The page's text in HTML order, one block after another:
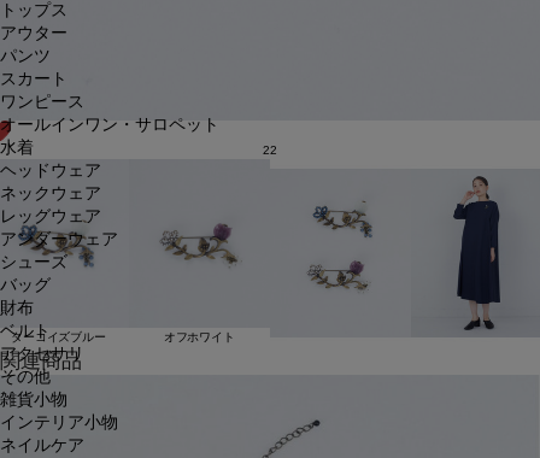
トップス
アウター
パンツ
スカート
ワンピース
オールインワン・サロペット
水着
ヘッドウェア
ネックウェア
レッグウェア
アンダーウェア
シューズ
バッグ
財布
ベルト
アクセサリ
その他
雑貨小物
インテリア小物
ネイルケア
22
ターコイズブルー オフホワイト
関連商品